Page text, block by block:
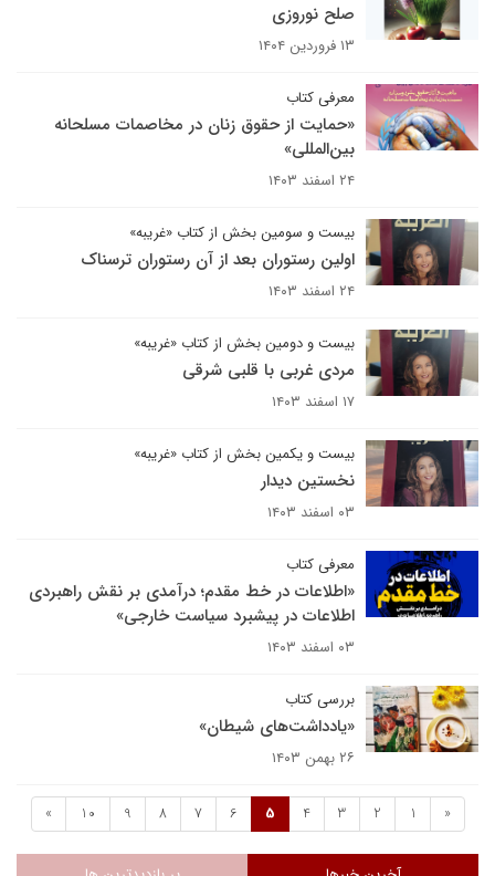
صلح نوروزی
۱۳ فروردین ۱۴۰۴
معرفی کتاب
«حمایت از حقوق زنان در مخاصمات مسلحانه
بین‌المللی»
۲۴ اسفند ۱۴۰۳
بیست و سومین بخش از کتاب «غریبه»
اولین رستوران بعد از آن رستوران ترسناک
۲۴ اسفند ۱۴۰۳
بیست و دومین بخش از کتاب «غریبه»
مردی غربی با قلبی شرقی
۱۷ اسفند ۱۴۰۳
بیست و یکمین بخش از کتاب «غریبه»
نخستین دیدار
۰۳ اسفند ۱۴۰۳
معرفی کتاب
«اطلاعات در خط مقدم؛ درآمدی بر نقش راهبردی
اطلاعات در پیشبرد سیاست خارجی»
۰۳ اسفند ۱۴۰۳
بررسی کتاب
«یادداشت‌های شیطان»
۲۶ بهمن ۱۴۰۳
«
1
2
3
4
5
6
7
8
9
10
»